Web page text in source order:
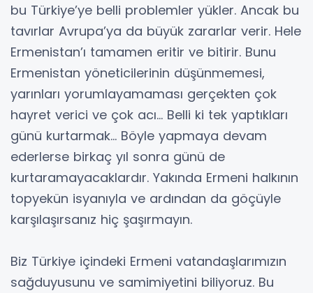
bu Türkiye’ye belli problemler yükler. Ancak bu
tavırlar Avrupa’ya da büyük zararlar verir. Hele
Ermenistan’ı tamamen eritir ve bitirir. Bunu
Ermenistan yöneticilerinin düşünmemesi,
yarınları yorumlayamaması gerçekten çok
hayret verici ve çok acı... Belli ki tek yaptıkları
günü kurtarmak… Böyle yapmaya devam
ederlerse birkaç yıl sonra günü de
kurtaramayacaklardır. Yakında Ermeni halkının
topyekün isyanıyla ve ardından da göçüyle
karşılaşırsanız hiç şaşırmayın.
Biz Türkiye içindeki Ermeni vatandaşlarımızın
sağduyusunu ve samimiyetini biliyoruz. Bu